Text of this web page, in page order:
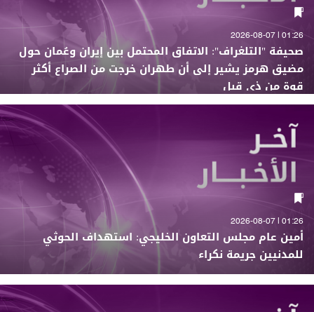
01:26 | 2026-08-07
صحيفة "التلغراف": الاتفاق المحتمل بين إيران وعُمان حول
مضيق هرمز يشير إلى أن طهران خرجت من الصراع أكثر
قوة من ذي قبل
01:26 | 2026-08-07
أمين عام مجلس التعاون الخليجي: استهداف الحوثي
للمدنيين جريمة نكراء